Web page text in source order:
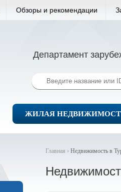
Обзоры и рекомендации
Департамент
ЖИЛАЯ
Главная › Недвижимость в